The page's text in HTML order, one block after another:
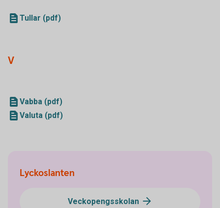
Tullar (pdf)
V
Vabba (pdf)
Valuta (pdf)
Lyckoslanten
Veckopengsskolan